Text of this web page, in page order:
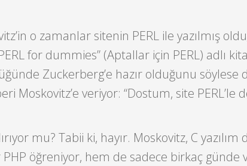
o zamanlar sitenin PERL ile yazılmış
for dummies” (Aptallar için PERL) adlı
Zuckerberg’e hazır olduğunu söylese
Moskovitz’e veriyor: “Dostum, site PERL’le
mu? Tabii ki, hayır. Moskovitz, C yazılım
öğreniyor, hem de sadece birkaç günde